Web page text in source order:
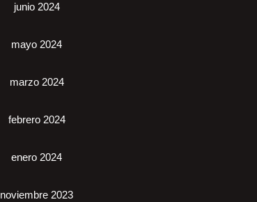
junio 2024
mayo 2024
marzo 2024
febrero 2024
enero 2024
noviembre 2023